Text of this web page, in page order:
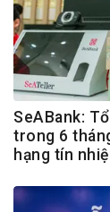
SeABank:
trong 6
hạng tín